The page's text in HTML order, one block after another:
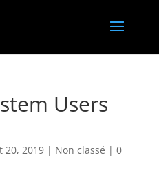
Users
20, 2019| Non classé | 0